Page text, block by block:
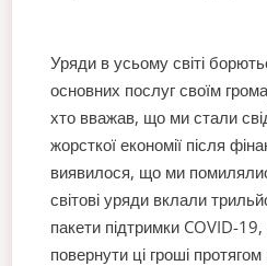
Уряди в усьому світі
основних послуг своїм
хто вважав, що ми стали
жорсткої економії після
виявилося, що ми
світові уряди вклали
пакети підтримки COVID-
повернути ці гроші